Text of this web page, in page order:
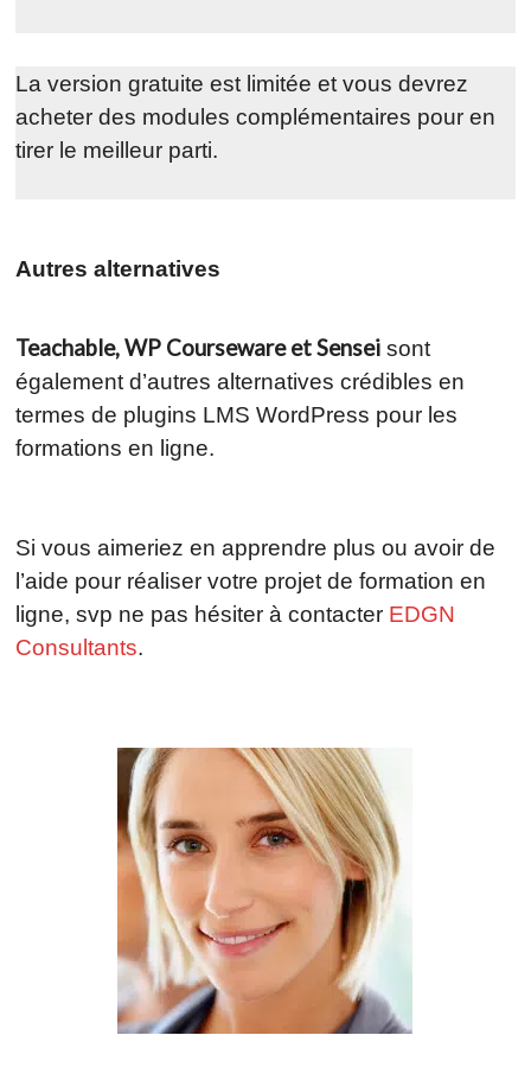
La version gratuite est limitée et vous devrez
acheter des modules complémentaires pour en
tirer le meilleur parti.
Autres alternatives
Teachable, WP Courseware et Sensei sont
également d’autres alternatives crédibles en
termes de plugins LMS WordPress pour les
formations en ligne.
Si vous aimeriez en apprendre plus ou avoir de
l’aide pour réaliser votre projet de formation en
ligne, svp ne pas hésiter à contacter EDGN
Consultants.